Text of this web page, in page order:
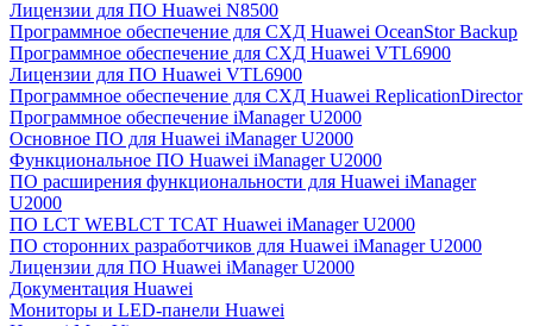
Лицензии для ПО Huawei N8500
Программное обеспечение для СХД Huawei OceanStor Backup
Программное обеспечение для СХД Huawei VTL6900
Лицензии для ПО Huawei VTL6900
Программное обеспечение для СХД Huawei ReplicationDirector
Программное обеспечение iManager U2000
Основное ПО для Huawei iManager U2000
Функциональное ПО Huawei iManager U2000
ПО расширения функциональности для Huawei iManager
U2000
ПО LCT WEBLCT TCAT Huawei iManager U2000
ПО сторонних разработчиков для Huawei iManager U2000
Лицензии для ПО Huawei iManager U2000
Документация Huawei
Мониторы и LED-панели Huawei